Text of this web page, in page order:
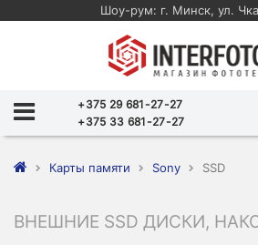
Шоу-рум: г. Минск, ул.
+375 29 681-27-27
+375 33 681-27-27
Карты памяти Sony SSD
ВНЕШНИЕ SSD ДИСКИ,